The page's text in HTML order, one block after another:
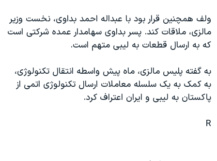
اسرائیل در جنگ
گالری عکس
ورزش زنان در ایران
اعتراضات زن، زندگی، آزادی
تریبونال مردمی آبان ۹۸
دادگاه حمید نوری
زبانهای مختلف
ولف همچنين قرار بود با عبداله احمد بداوی، نخست وزير
مالزی، ملاقات کند. پسر بداوی سهامدار عمده شرکتی است
که به ارسال قطعات به ليبی متهم است.
به گفته پليس مالزی، ماه پيش واسطه انتقال تکنولوژی،
به کمک به يک سلسله معاملات ارسال تکنولوژی اتمی از
پاکستان به ليبی و ايران اعتراف کرد.
R